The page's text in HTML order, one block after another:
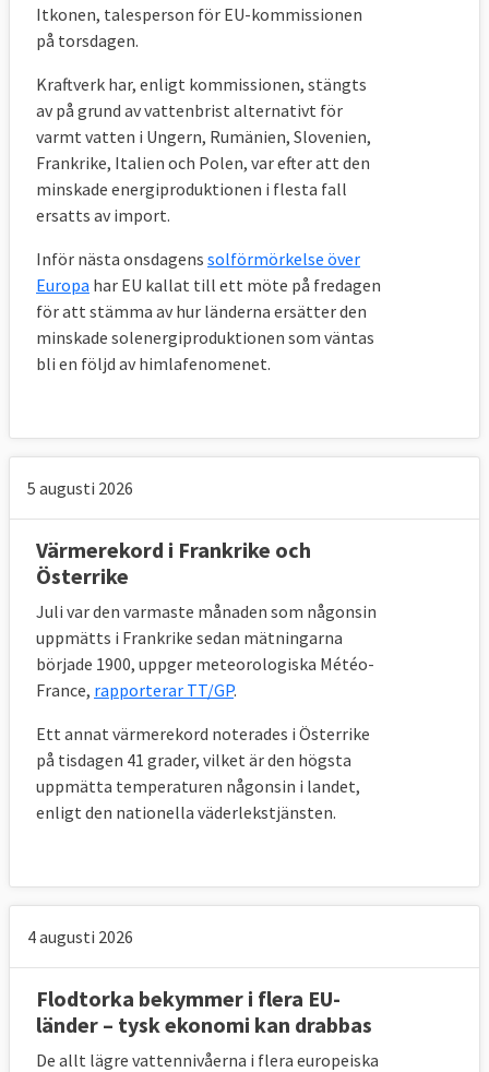
Itkonen, talesperson för EU-kommissionen
på torsdagen.
Kraftverk har, enligt kommissionen, stängts
av på grund av vattenbrist alternativt för
varmt vatten i Ungern, Rumänien, Slovenien,
Frankrike, Italien och Polen, var efter att den
minskade energiproduktionen i flesta fall
ersatts av import.
Inför nästa onsdagens solförmörkelse över
Europa har EU kallat till ett möte på fredagen
för att stämma av hur länderna ersätter den
minskade solenergiproduktionen som väntas
bli en följd av himlafenomenet.
5 augusti 2026
Värmerekord i Frankrike och
Österrike
Juli var den varmaste månaden som någonsin
uppmätts i Frankrike sedan mätningarna
började 1900, uppger meteorologiska Météo-
France, rapporterar TT/GP.
Ett annat värmerekord noterades i Österrike
på tisdagen 41 grader, vilket är den högsta
uppmätta temperaturen någonsin i landet,
enligt den nationella väderlekstjänsten.
4 augusti 2026
Flodtorka bekymmer i flera EU-
länder – tysk ekonomi kan drabbas
De allt lägre vattennivåerna i flera europeiska